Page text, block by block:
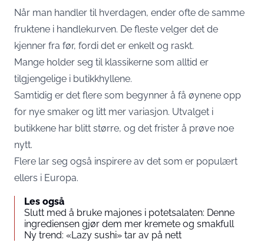
Når man handler til hverdagen, ender ofte de samme
fruktene i handlekurven. De fleste velger det de
kjenner fra før, fordi det er enkelt og raskt.
Mange holder seg til klassikerne som alltid er
tilgjengelige i butikkhyllene.
Samtidig er det flere som begynner å få øynene opp
for nye smaker og litt mer variasjon. Utvalget i
butikkene har blitt større, og det frister å prøve noe
nytt.
Flere lar seg også inspirere av det som er populært
ellers i Europa.
Les også
Slutt med å bruke majones i potetsalaten: Denne
ingrediensen gjør dem mer kremete og smakfull
Ny trend: «Lazy sushi» tar av på nett